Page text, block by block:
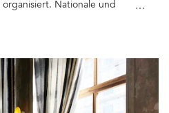
Nationale und
ist Ausstellungsfläche,
Zuschauen, wie life gemalt
Mit dabei sind Mike Friedrich